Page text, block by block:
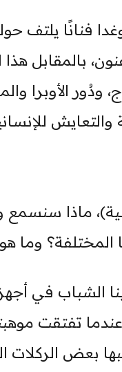
فنانًا يلتف
بالمقابل
ودُور
ماذا
المختلفة؟ وما
الشباب في
تفتقت موهبته
بعض الركلات